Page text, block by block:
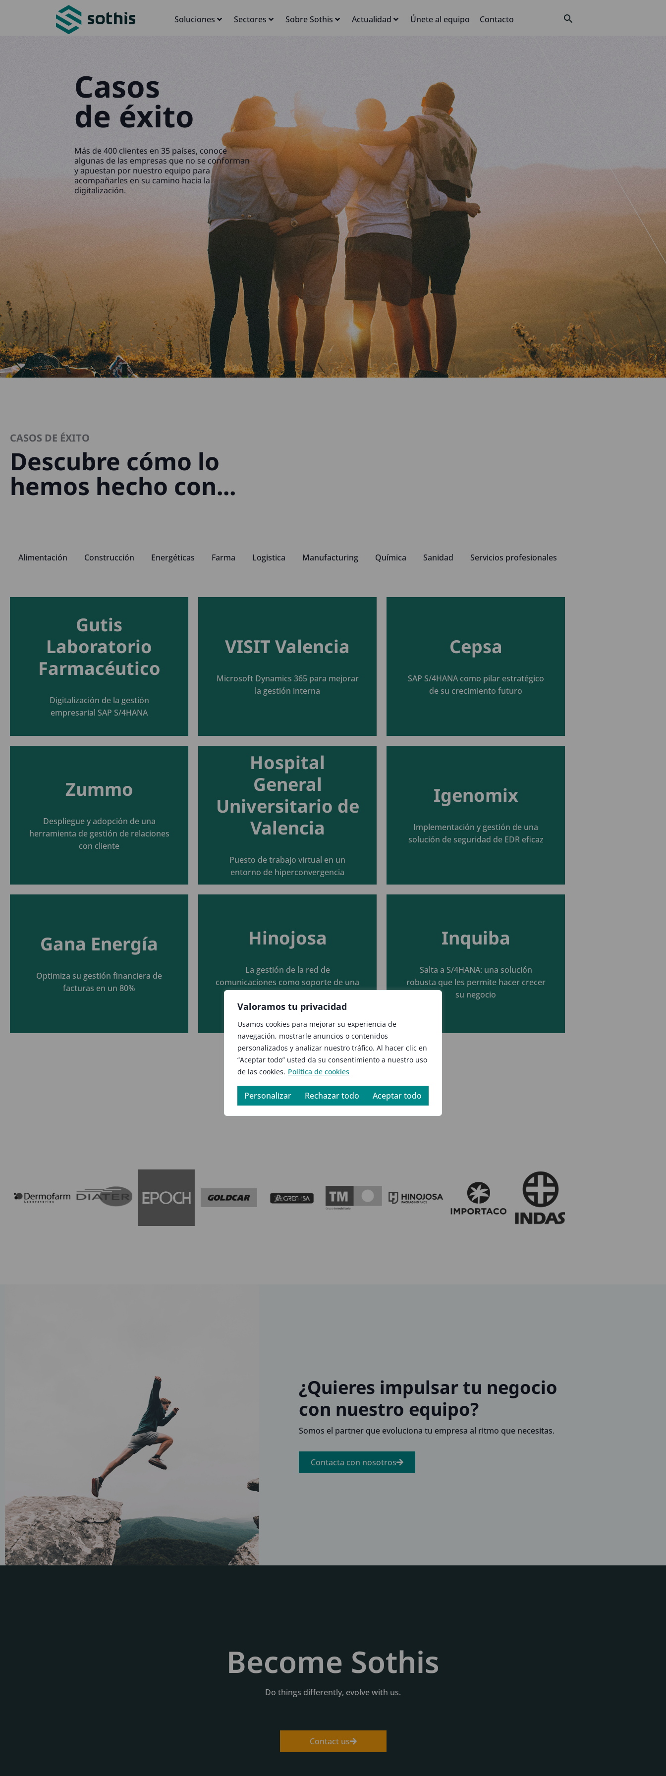
Valoramos tu privacidad
Usamos cookies para mejorar su experiencia de
navegación, mostrarle anuncios o contenidos
personalizados y analizar nuestro tráfico. Al hacer clic en
“Aceptar todo” usted da su consentimiento a nuestro uso
de las cookies. Política de cookies
Personalizar Rechazar todo Aceptar todo
Soluciones Sectores Sobre Sothis Actualidad Únete al equipo Contacto
Casos
de éxito
Más de 400 clientes en 35 países, conoce
algunas de las empresas que no se conforman
y apuestan por nuestro equipo para
acompañarles en su camino hacia la
digitalización.
CASOS DE ÉXITO
Descubre cómo lo
hemos hecho con...
Alimentación Construcción Energéticas Farma Logistica Manufacturing Química Sanidad Servicios profesionales
Gutis
Laboratorio
Farmacéutico
Digitalización de la gestión
empresarial SAP S/4HANA
Seguir leyendo
VISIT Valencia
Microsoft Dynamics 365 para mejorar
la gestión interna
Cepsa
SAP S/4HANA como pilar estratégico
de su crecimiento futuro
Zummo
Despliegue y adopción de una
herramienta de gestión de relaciones
con cliente
Seguir leyendo
Hospital
General
Universitario de
Valencia
Puesto de trabajo virtual en un
entorno de hiperconvergencia
Seguir leyendo
Igenomix
Implementación y gestión de una
solución de seguridad de EDR eficaz
Gana Energía
Optimiza su gestión financiera de
facturas en un 80%
Hinojosa
La gestión de la red de
comunicaciones como soporte de una
Seguir leyendo
Inquiba
Salta a S/4HANA: una solución
robusta que les permite hacer crecer
su negocio
Ver más
¿Quieres impulsar tu negocio
con nuestro equipo?
Somos el partner que evoluciona tu empresa al ritmo que necesitas.
Contacta con nosotros
Become Sothis
Do things differently, evolve with us.
Contact us